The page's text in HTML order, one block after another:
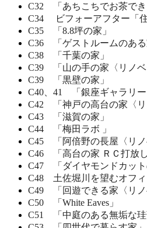
C32 「あちこちでお茶でき
C34 ビフォーアフター「住
C35 「8.8坪の家」
C36 「ゲストルームのある
C38 「千葉の家」
C39 「山の手の家〈リノベ
C39 「黒壁の家」
C40、41 「銀座ギャラリー
C42 「神戸の高台の家〈リ
C43 「滋賀の家」
C44 「梅田ラボ 」
C45 「阿倍野の長屋〈リノ
C46 「高台の家 ＲＣ打放し
C47 「ダイヤモンドカット
C48 土佐堀川を望むオフィ
C49 「回遊できる家〈リノ
C50 「White Eaves」
C51 「中庭のある無垢な珪